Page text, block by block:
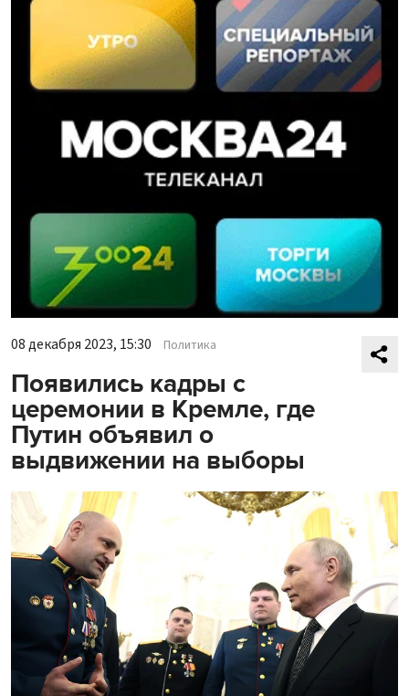
08 декабря 2023, 15:30 Политика
Появились кадры с
церемонии в Кремле, где
Путин объявил о
выдвижении на выборы